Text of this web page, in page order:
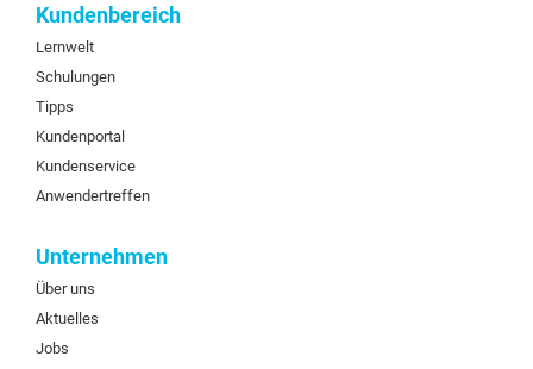
Kundenbereich
Lernwelt
Schulungen
Tipps
Kundenportal
Kundenservice
Anwendertreffen
Unternehmen
Über uns
Aktuelles
Jobs